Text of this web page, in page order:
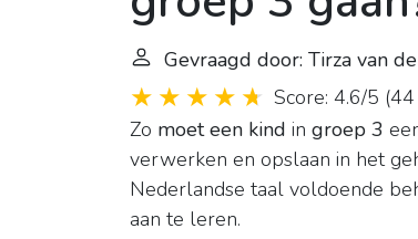
Gevraagd door: Tirza van
Score: 4.6/5 (44
Zo moet een kind in groep 3
verwerken en opslaan in het
Nederlandse taal voldoende
aan te leren.